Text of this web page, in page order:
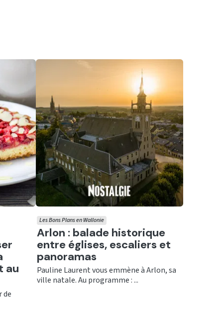
au
de
Ecouter
Arlon : balade historique
entre églises, escaliers et
panoramas
Les Bons Plans en Wallonie
Pauline Laurent vous emmène à Arlon, sa
ville natale. Au programme : ...